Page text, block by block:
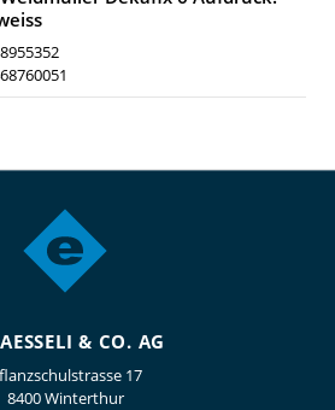
& CO. AG
17
8400 Winterthur